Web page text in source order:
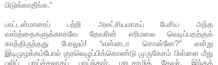
பிடுங்காதீங்க.”
பாட்டன்மாரைப் பற்றி அலட்சியமாகப் பேசிய அந்த
வார்த்தைகளுக்காகவே தேவரின் எரிமலை வெடிப்பதற்குக்
காத்திருந்தது போலும்! “என்னடா சொன்னே?” என்று
இடிமுழக்கம்போல் குரலெழுப்பிக்கொண்டு முருகேசம் பிள்ளை மீது
புலிப் பாய்ச்சலாகப் பாய்ந்தார், மாடசாமித் தேவர். இந்தத்